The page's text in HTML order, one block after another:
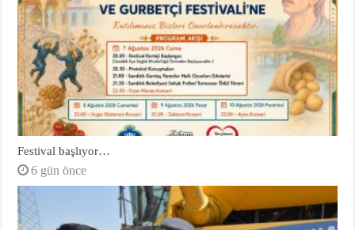
Festival başlıyor…
6 gün önce